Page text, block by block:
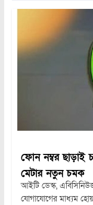
ফোন নম্বর ছাড়াই
মেটার নতুন চমক
আইটি ডেস্ক,
যোগাযোগের মাধ্যম